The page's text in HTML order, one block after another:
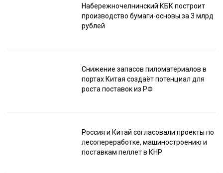
Набережночелнинский КБК построит
производство бумаги-основы за 3 млрд
рублей
Снижение запасов пиломатериалов в
портах Китая создаёт потенциал для
роста поставок из РФ
Россия и Китай согласовали проекты по
лесопереработке, машиностроению и
поставкам пеллет в КНР